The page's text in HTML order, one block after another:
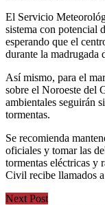
El Servicio
sistema con potencial
esperando que el
durante la madrugada
Así mismo, para el
sobre el Noroeste del
ambientales seguirán
tormentas.
Se recomienda
oficiales y tomar las
tormentas eléctricas y
Civil recibe llamados
Next Post